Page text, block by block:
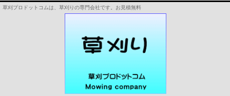
草刈プロドットコムは、草刈りの専門会社です。お見積無料